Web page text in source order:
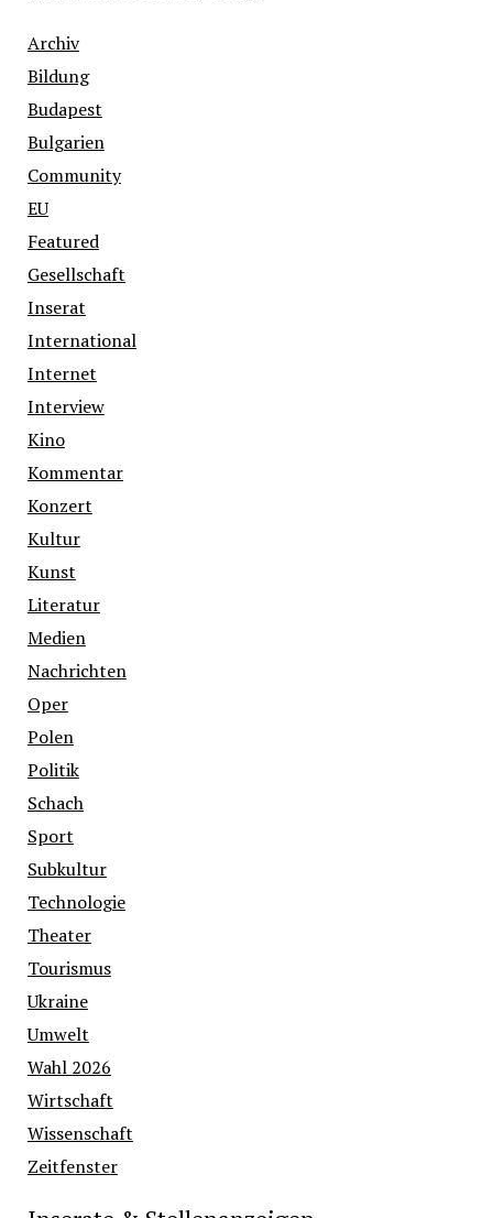
Archiv
Bildung
Budapest
Bulgarien
Community
EU
Featured
Gesellschaft
Inserat
International
Internet
Interview
Kino
Kommentar
Konzert
Kultur
Kunst
Literatur
Medien
Nachrichten
Oper
Polen
Politik
Schach
Sport
Subkultur
Technologie
Theater
Tourismus
Ukraine
Umwelt
Wahl 2026
Wirtschaft
Wissenschaft
Zeitfenster